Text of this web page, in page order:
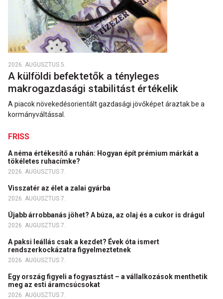
2026. AUGUSZTUS 5.
A külföldi befektetők a tényleges
makrogazdasági stabilitást értékelik
A piacok növekedésorientált gazdasági jövőképet áraztak be a
kormányváltással.
FRISS
A néma értékesítő a ruhán: Hogyan épít prémium márkát a
tökéletes ruhacímke?
2026. AUGUSZTUS 7.
Visszatér az élet a zalai gyárba
2026. AUGUSZTUS 7.
Újabb árrobbanás jöhet? A búza, az olaj és a cukor is drágul
2026. AUGUSZTUS 7.
A paksi leállás csak a kezdet? Évek óta ismert
rendszerkockázatra figyelmeztetnek
2026. AUGUSZTUS 7.
Egy ország figyeli a fogyasztást – a vállalkozások menthetik
meg az esti áramcsúcsokat
2026. AUGUSZTUS 7.